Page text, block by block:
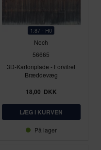
1:87 - H0
Noch
56665
3D-Kartonplade - Forvitret
Bræddevæg
18,00 DKK
På lager